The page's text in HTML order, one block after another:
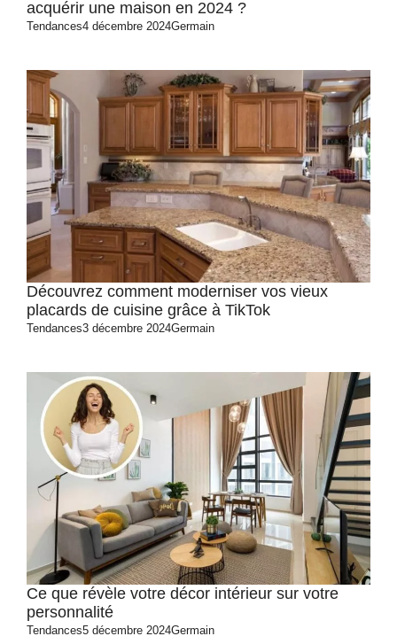
acquérir une maison en 2024 ?
Tendances4 décembre 2024Germain
Découvrez comment moderniser vos vieux
placards de cuisine grâce à TikTok
Tendances3 décembre 2024Germain
Ce que révèle votre décor intérieur sur votre
personnalité
Tendances5 décembre 2024Germain